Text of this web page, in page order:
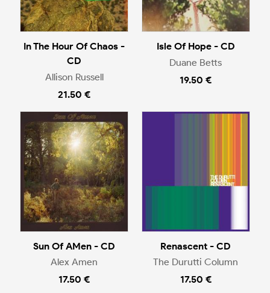
In The Hour Of Chaos -
CD
Allison Russell
21.50 €
Isle Of Hope - CD
Duane Betts
19.50 €
Sun Of AMen - CD
Alex Amen
17.50 €
Renascent - CD
The Durutti Column
17.50 €